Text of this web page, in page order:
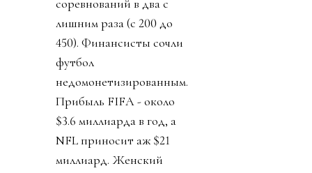
соревнований в два с
лишним раза (с 200 до
450). Финансисты сочли
футбол
недомонетизированным.
Прибыль FIFA - около
$3.6 миллиарда в год, а
NFL приносит аж $21
миллиард. Женский